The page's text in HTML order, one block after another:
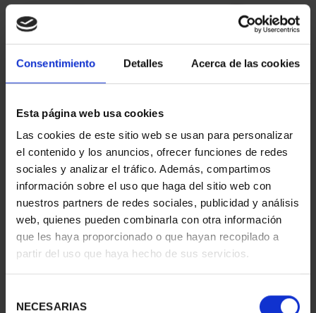
Consentimiento Detalles Acerca de las cookies
Esta página web usa cookies
Las cookies de este sitio web se usan para personalizar
el contenido y los anuncios, ofrecer funciones de redes
sociales y analizar el tráfico. Además, compartimos
información sobre el uso que haga del sitio web con
nuestros partners de redes sociales, publicidad y análisis
web, quienes pueden combinarla con otra información
que les haya proporcionado o que hayan recopilado a
partir del uso que haya hecho de sus servicios.
NECESARIAS
CIUDADES PATRIMONIO
- ÁVILA
73,00 €
CIUDADES PATRIMONIO
II - SALAMANCA
73,00 €